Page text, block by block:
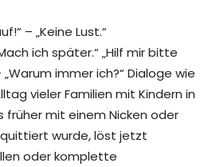
– „Keine Lust.“
ich später.“ „Hilf mir bitte
immer ich?“ Dialoge wie
vieler Familien mit Kindern in
früher mit einem Nicken oder
quittiert wurde, löst jetzt
oder komplette